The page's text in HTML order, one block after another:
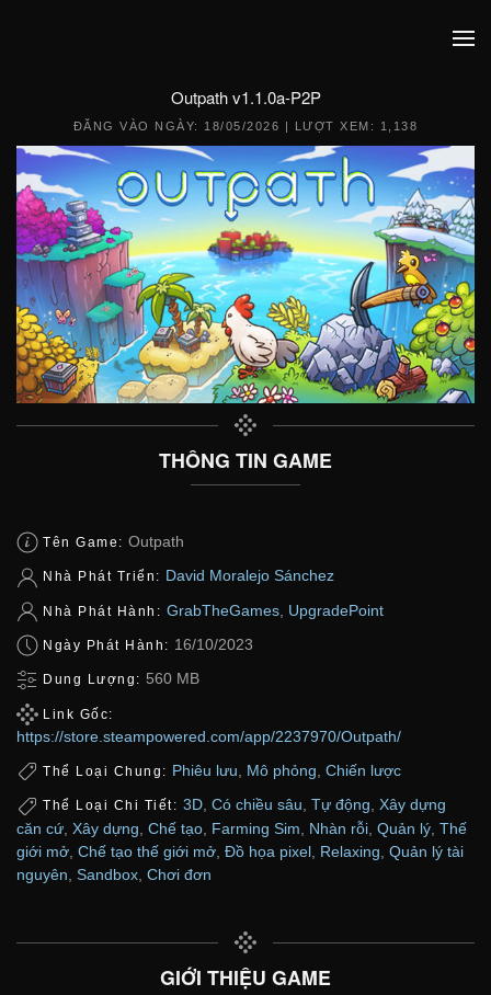
Outpath v1.1.0a-P2P
ĐĂNG VÀO NGÀY: 18/05/2026 | LƯỢT XEM: 1,138
THÔNG TIN GAME
Tên Game: Outpath
Nhà Phát Triển: David Moralejo Sánchez
Nhà Phát Hành: GrabTheGames, UpgradePoint
Ngày Phát Hành: 16/10/2023
Dung Lượng: 560 MB
Link Gốc:
https://store.steampowered.com/app/2237970/Outpath/
Thể Loại Chung: Phiêu lưu Mô phỏng Chiến lược
Thể Loại Chi Tiết: 3D, Có chiều sâu, Tự động, Xây dựng
căn cứ Xây dựng Chế tạo Farming Sim Nhàn rỗi Quản lý Thế
giới mở Chế tạo thế giới mở Đồ họa pixel Relaxing Quản lý tài
nguyên Sandbox Chơi đơn
GIỚI THIỆU GAME